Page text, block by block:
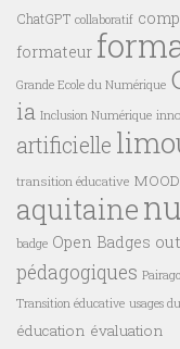
ChatGPT collaboratif
formateur
Grande Ecole du Numérique
ia Inclusion Numérique
artificielle
transition éducative
aquitaine
badge Open Badges
pédagogiques
Transition éducative usages
éducation évaluation